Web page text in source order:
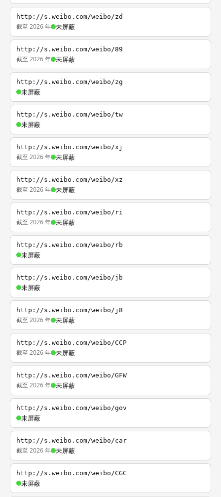
http://s.weibo.com/weibo/zd
截至 2026 年 未屏蔽
http://s.weibo.com/weibo/89
截至 2026 年 未屏蔽
http://s.weibo.com/weibo/zg
未屏蔽
http://s.weibo.com/weibo/tw
未屏蔽
http://s.weibo.com/weibo/xj
截至 2026 年 未屏蔽
http://s.weibo.com/weibo/xz
截至 2026 年 未屏蔽
http://s.weibo.com/weibo/ri
截至 2026 年 未屏蔽
http://s.weibo.com/weibo/rb
未屏蔽
http://s.weibo.com/weibo/jb
未屏蔽
http://s.weibo.com/weibo/j8
截至 2026 年 未屏蔽
http://s.weibo.com/weibo/CCP
截至 2026 年 未屏蔽
http://s.weibo.com/weibo/GFW
截至 2026 年 未屏蔽
http://s.weibo.com/weibo/gov
未屏蔽
http://s.weibo.com/weibo/car
截至 2026 年 未屏蔽
http://s.weibo.com/weibo/CGC
未屏蔽